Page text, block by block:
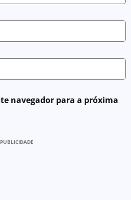
navegador para a próxima
PUBLICIDADE